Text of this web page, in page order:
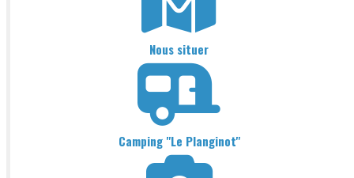
Nous situer
Camping "Le Planginot"